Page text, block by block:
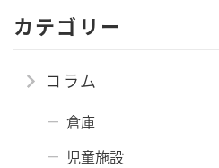
カテゴリー
コラム
倉庫
児童施設